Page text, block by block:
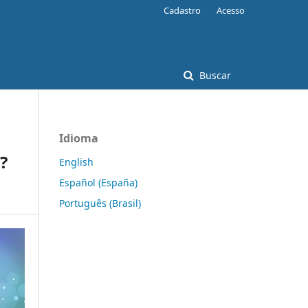
Buscar
Cadastro Acesso
Idioma
English
Español (España)
Português (Brasil)